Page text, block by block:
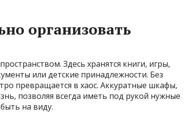
организовать
Здесь хранятся книги, игры,
или детские принадлежности. Без
превращается в хаос. Аккуратные шкафы,
позволяя всегда иметь под рукой нужные
на виду.